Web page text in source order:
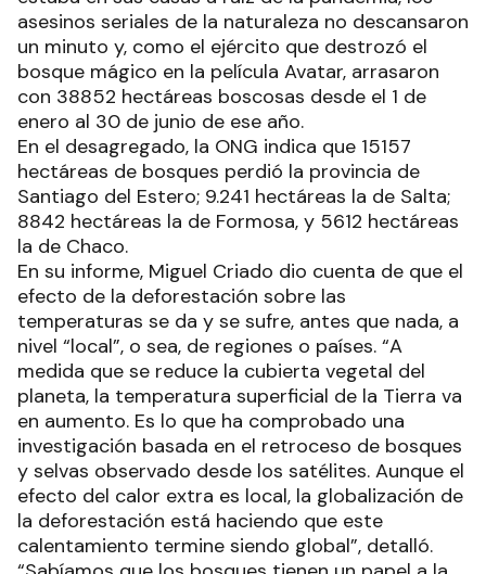
asesinos seriales de la naturaleza no descansaron
un minuto y, como el ejército que destrozó el
bosque mágico en la película Avatar, arrasaron
con 38852 hectáreas boscosas desde el 1 de
enero al 30 de junio de ese año.
En el desagregado, la ONG indica que 15157
hectáreas de bosques perdió la provincia de
Santiago del Estero; 9.241 hectáreas la de Salta;
8842 hectáreas la de Formosa, y 5612 hectáreas
la de Chaco.
En su informe, Miguel Criado dio cuenta de que el
efecto de la deforestación sobre las
temperaturas se da y se sufre, antes que nada, a
nivel “local”, o sea, de regiones o países. “A
medida que se reduce la cubierta vegetal del
planeta, la temperatura superficial de la Tierra va
en aumento. Es lo que ha comprobado una
investigación basada en el retroceso de bosques
y selvas observado desde los satélites. Aunque el
efecto del calor extra es local, la globalización de
la deforestación está haciendo que este
calentamiento termine siendo global”, detalló.